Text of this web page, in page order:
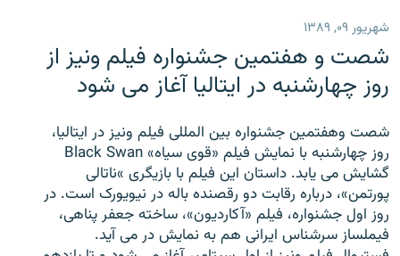
اصلی
رفتن
صفحه
رادیو
انتخاب کنید و بشنوید
فرکانس‌ها
پادکست
گزارش‌های تصویری
گزارش‌های ویدئویی
زنان فردا
English
به ما بپیوندید
شهریور ۰۹, ۱۳۸۹
شصت و هفتمین جشنواره فیلم ونیز از
روز چهارشنبه در ایتالیا آغاز می شود
شصت وهفتمین جشنواره بین المللی فیلم ونیز در ایتالیا،
روز چهارشنبه با نمایش فیلم «قوی سیاه» Black Swan
گشایش می یابد. داستان این فیلم با بازیگری »ناتالی
پورتمن»، درباره رقابت دو رقصنده باله در نیویورک است. در
روز اول جشنواره، فیلم «آکاردیون»، ساخته جعفر پناهی،
فیملساز سرشناس ایرانی هم به نمایش در می آید.